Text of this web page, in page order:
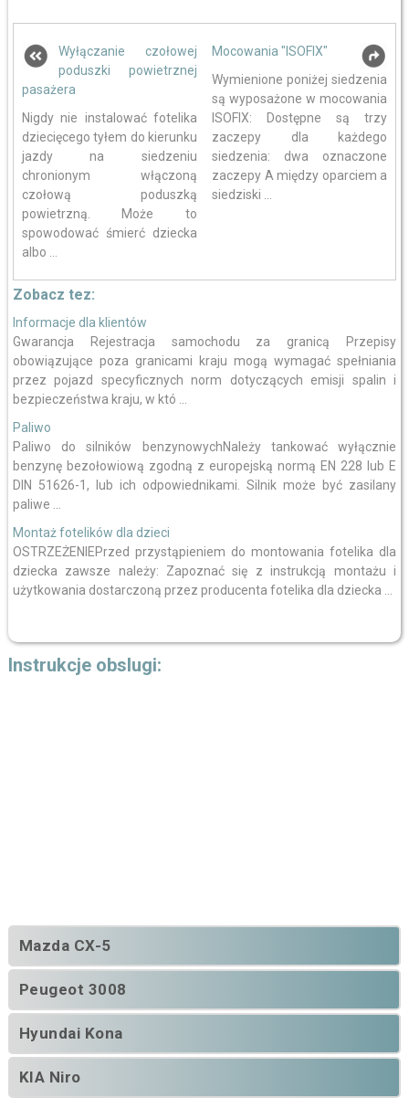
Wyłączanie czołowej
poduszki powietrznej
pasażera
Nigdy nie instalować fotelika
dziecięcego tyłem do kierunku
jazdy na siedzeniu
chronionym włączoną
czołową poduszką
powietrzną. Może to
spowodować śmierć dziecka
albo ...
Mocowania "ISOFIX"
Wymienione poniżej siedzenia
są wyposażone w mocowania
ISOFIX: Dostępne są trzy
zaczepy dla każdego
siedzenia: dwa oznaczone
zaczepy A między oparciem a
siedziski ...
Zobacz tez:
Informacje dla klientów
Gwarancja Rejestracja samochodu za granicą Przepisy
obowiązujące poza granicami kraju mogą wymagać spełniania
przez pojazd specyficznych norm dotyczących emisji spalin i
bezpieczeństwa kraju, w któ ...
Paliwo
Paliwo do silników benzynowychNależy tankować wyłącznie
benzynę bezołowiową zgodną z europejską normą EN 228 lub E
DIN 51626-1, lub ich odpowiednikami. Silnik może być zasilany
paliwe ...
Montaż fotelików dla dzieci
OSTRZEŻENIEPrzed przystąpieniem do montowania fotelika dla
dziecka zawsze należy: Zapoznać się z instrukcją montażu i
użytkowania dostarczoną przez producenta fotelika dla dziecka ...
Instrukcje obslugi:
Mazda CX-5
Peugeot 3008
Hyundai Kona
KIA Niro